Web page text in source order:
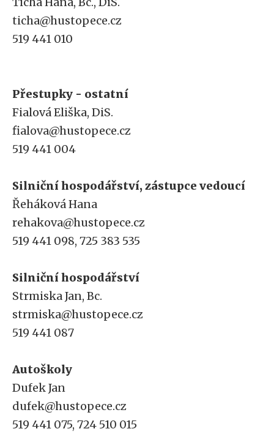
ticha@hustopece.cz
519 441 010
Přestupky - ostatní
Fialová Eliška, DiS.
fialova@hustopece.cz
519 441 004
Silniční hospodářství, zástupce vedoucí
Řeháková Hana
rehakova@hustopece.cz
519 441 098, 725 383 535
Silniční hospodářství
Strmiska Jan, Bc.
strmiska@hustopece.cz
519 441 087
Autoškoly
Dufek Jan
dufek@hustopece.cz
519 441 075, 724 510 015